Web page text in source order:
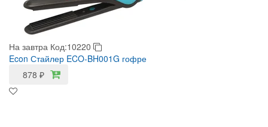
На завтра Код:10220
Econ Стайлер ECO-BH001G гофре
878 ₽